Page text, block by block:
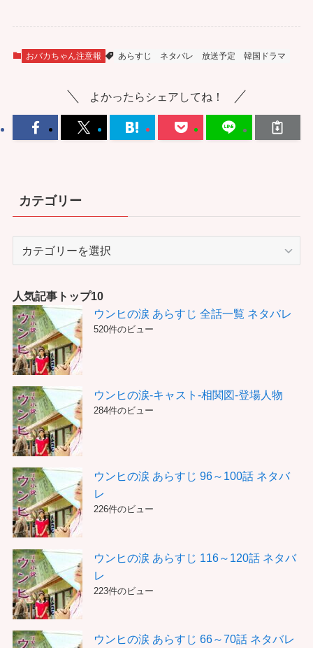
おバカちゃん注意報 あらすじ ネタバレ 放送予定 韓国ドラマ
よかったらシェアしてね！
カテゴリー
リ
ー
人気記事トップ10
ウンヒの涙 あらすじ 全話一覧 ネタバレ
520件のビュー
ウンヒの涙-キャスト-相関図-登場人物
284件のビュー
ウンヒの涙 あらすじ 96～100話 ネタバ
レ
226件のビュー
ウンヒの涙 あらすじ 116～120話 ネタバ
レ
223件のビュー
ウンヒの涙 あらすじ 66～70話 ネタバレ